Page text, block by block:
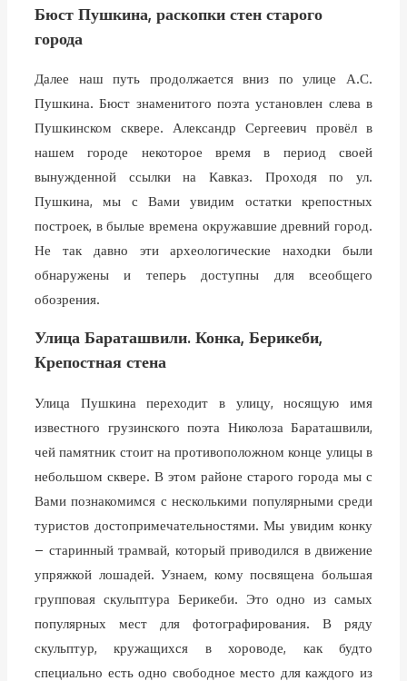
Бюст Пушкина, раскопки стен старого
города
Далее наш путь продолжается вниз по улице А.С.
Пушкина. Бюст знаменитого поэта установлен слева в
Пушкинском сквере. Александр Сергеевич провёл в
нашем городе некоторое время в период своей
вынужденной ссылки на Кавказ. Проходя по ул.
Пушкина, мы с Вами увидим остатки крепостных
построек, в былые времена окружавшие древний город.
Не так давно эти археологические находки были
обнаружены и теперь доступны для всеобщего
обозрения.
Улица Бараташвили. Конка, Берикеби,
Крепостная стена
Улица Пушкина переходит в улицу, носящую имя
известного грузинского поэта Николоза Бараташвили,
чей памятник стоит на противоположном конце улицы в
небольшом сквере. В этом районе старого города мы с
Вами познакомимся с несколькими популярными среди
туристов достопримечательностями. Мы увидим конку
– старинный трамвай, который приводился в движение
упряжкой лошадей. Узнаем, кому посвящена большая
групповая скульптура Берикеби. Это одно из самых
популярных мест для фотографирования. В ряду
скульптур, кружащихся в хороводе, как будто
специально есть одно свободное место для каждого из